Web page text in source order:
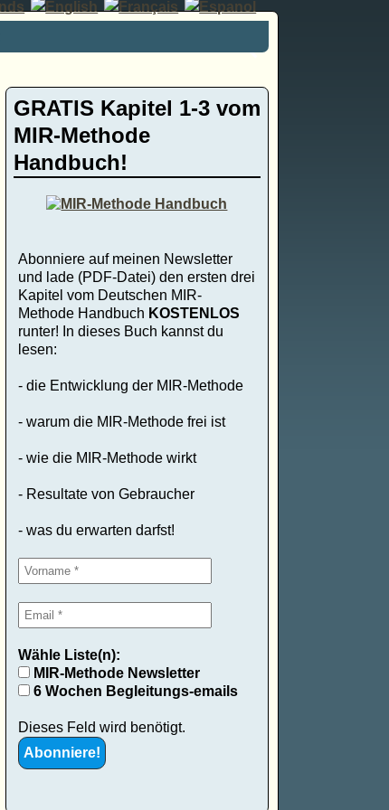
GRATIS Kapitel 1-3 vom
MIR-Methode
Handbuch!
Abonniere auf meinen Newsletter
und lade (PDF-Datei) den ersten drei
Kapitel vom Deutschen MIR-
Methode Handbuch KOSTENLOS
runter! In dieses Buch kannst du
lesen:
- die Entwicklung der MIR-Methode
- warum die MIR-Methode frei ist
- wie die MIR-Methode wirkt
- Resultate von Gebraucher
- was du erwarten darfst!
Wähle Liste(n):
MIR-Methode Newsletter
6 Wochen Begleitungs-emails
Dieses Feld wird benötigt.